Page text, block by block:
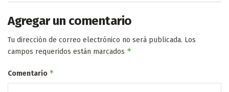
Agregar un comentario
Tu dirección de correo electrónico no será publicada. Los
campos requeridos están marcados *
Comentario *